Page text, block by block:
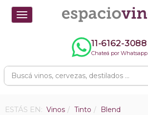
Toggle
navigation
11-6162-3088
Chateá por Whatsapp
ESTÁS EN: Vinos Tinto
Blend